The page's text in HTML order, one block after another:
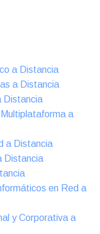
a Distancia
a Distancia
Distancia
a
a Distancia
Distancia
en Red a
y Corporativa a